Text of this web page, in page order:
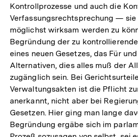
Kontrollprozesse und auch die
Verfassungsrechtsprechung — sie
möglichst wirksam werden zu
Begründung der zu
eines neuen Gesetzes, das Für
Alternativen, dies alles muß der
zugänglich sein. Bei
Verwaltungsakten ist die Pflicht
anerkannt, nicht aber bei
Gesetzen. Hier ging man lange
Begründung ergäbe sich im